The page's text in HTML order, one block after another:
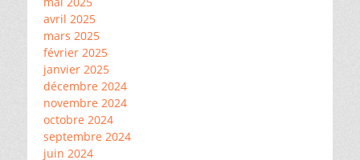
avril 2025
mars 2025
février 2025
janvier 2025
décembre 2024
novembre 2024
octobre 2024
septembre 2024
juin 2024